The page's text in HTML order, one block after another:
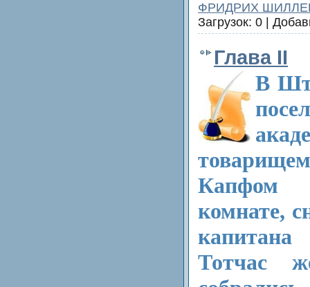
ФРИДРИХ
Загрузок: 0 |
Глава II
В
Капфом
комнате,
Тотчас